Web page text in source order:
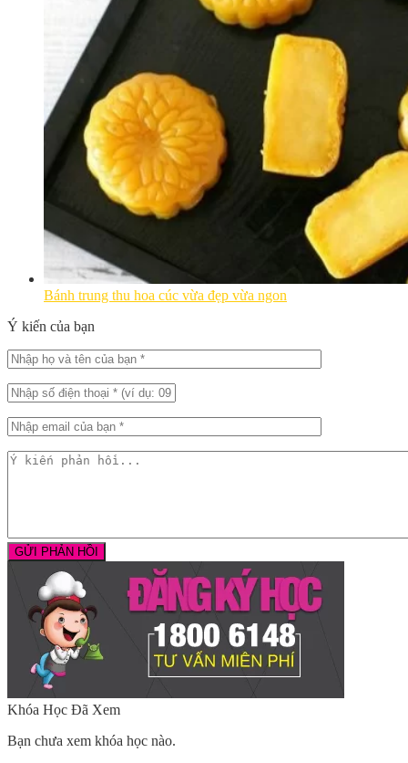
Bánh trung thu hoa cúc vừa đẹp vừa ngon
Ý kiến của bạn
Khóa Học Đã Xem
Bạn chưa xem khóa học nào.